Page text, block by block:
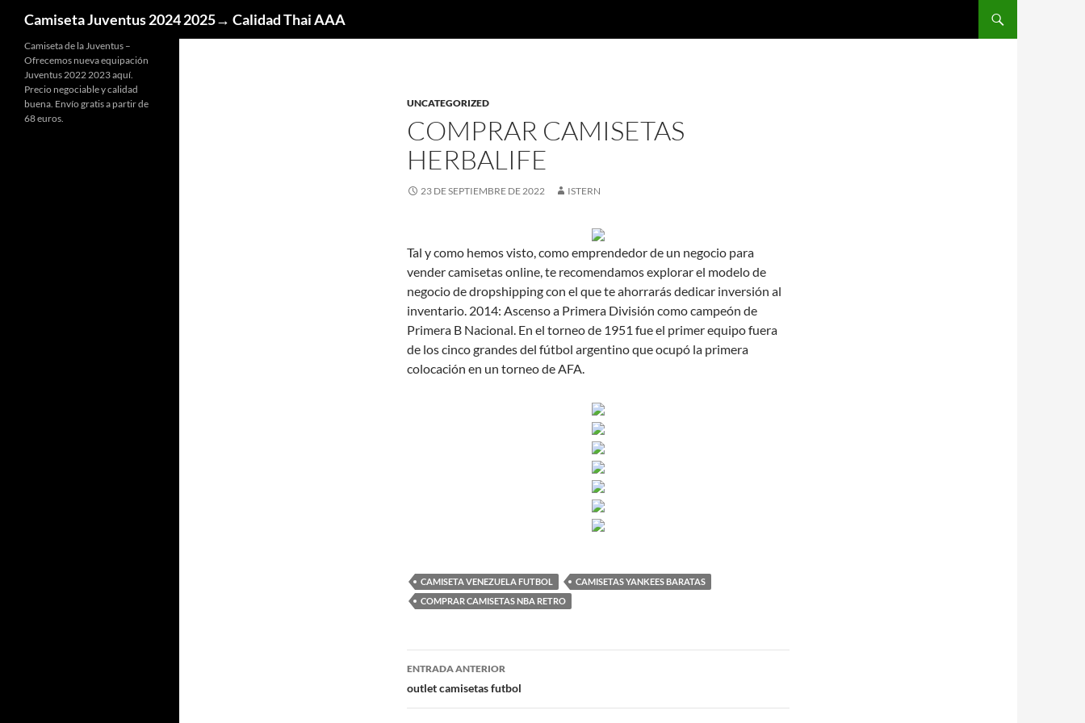
Camiseta Juventus 2024 2025→ Calidad Thai AAA
UNCATEGORIZED
COMPRAR CAMISETAS
HERBALIFE
23 DE SEPTIEMBRE DE 2022 ISTERN
Tal y como hemos visto, como emprendedor de un negocio para
vender camisetas online, te recomendamos explorar el modelo de
negocio de dropshipping con el que te ahorrarás dedicar inversión al
inventario. 2014: Ascenso a Primera División como campeón de
Primera B Nacional. En el torneo de 1951 fue el primer equipo fuera
de los cinco grandes del fútbol argentino que ocupó la primera
colocación en un torneo de AFA.
CAMISETA VENEZUELA FUTBOL
CAMISETAS YANKEES BARATAS
COMPRAR CAMISETAS NBA RETRO
Navegación
de
ENTRADA ANTERIOR
outlet camisetas futbol
Camiseta de la Juventus –
Ofrecemos nueva equipación
Juventus 2022 2023 aquí.
Precio negociable y calidad
buena. Envío gratis a partir de
68 euros.